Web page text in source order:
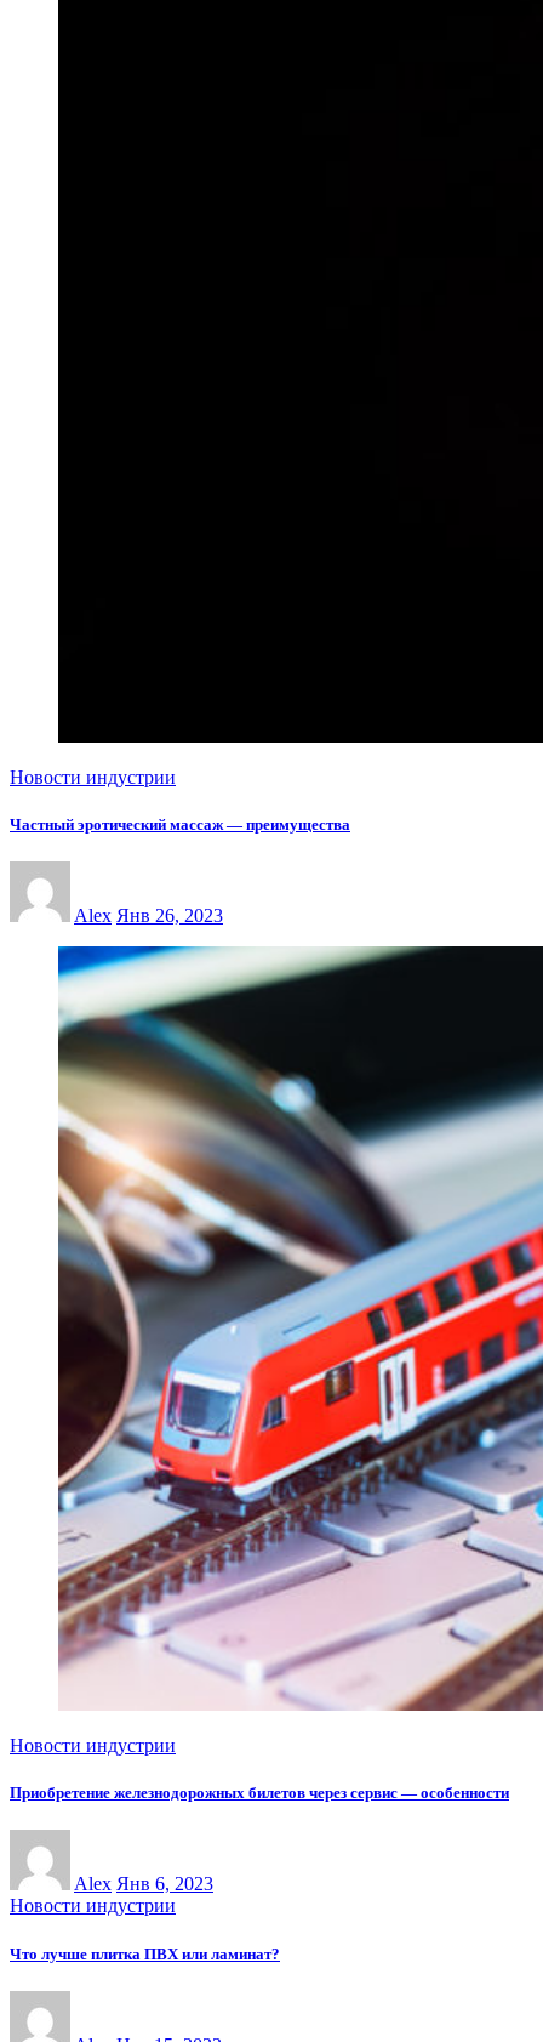
Новости индустрии
Частный эротический массаж — преимущества
Alex Янв 26, 2023
Новости индустрии
Приобретение железнодорожных билетов через сервис — особенности
Alex Янв 6, 2023
Новости индустрии
Что лучше плитка ПВХ или ламинат?